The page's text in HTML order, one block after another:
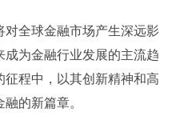
全球金融市场产生深远影
为金融行业发展的主流趋
程中，以其创新精神和高
的新篇章。